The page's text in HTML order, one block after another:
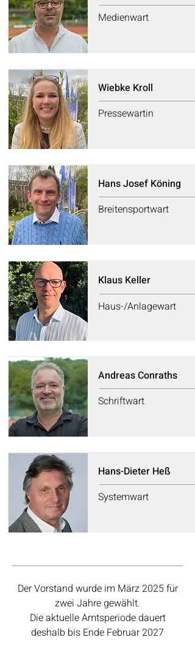
Medienwart
Wiebke Kroll
Pressewartin
Hans Josef Köning
Breitensportwart
Klaus Keller
Haus-/Anlagewart
Andreas Conraths
Schriftwart
Hans-Dieter Heß
Systemwart
Der Vorstand wurde im März 2025 für
zwei Jahre gewählt.
Die aktuelle Amtsperiode dauert
deshalb bis Ende Februar 2027